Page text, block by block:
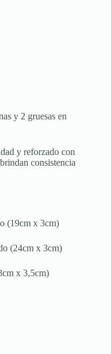
y 2 gruesas en
y reforzado con
consistencia
(19cm x 3cm)
(24cm x 3cm)
x 3,5cm)